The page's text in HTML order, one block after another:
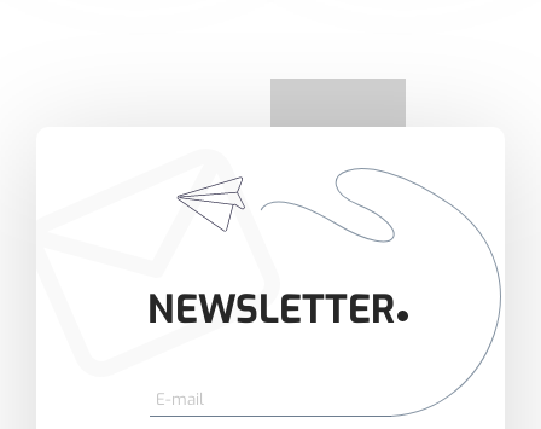
NEWSLETTER